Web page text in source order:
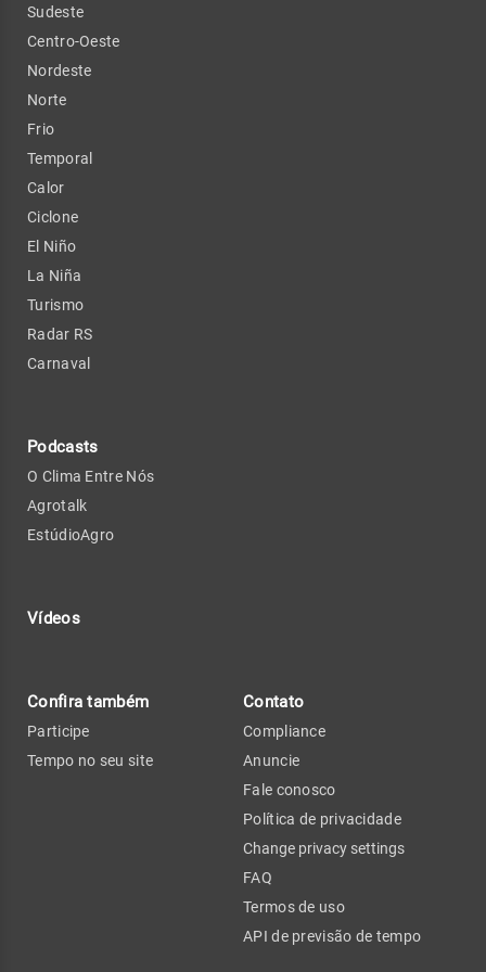
Sudeste
Centro-Oeste
Nordeste
Norte
Frio
Temporal
Calor
Ciclone
El Niño
La Niña
Turismo
Radar RS
Carnaval
Podcasts
O Clima Entre Nós
Agrotalk
EstúdioAgro
Vídeos
Confira também
Participe
Tempo no seu site
Contato
Compliance
Anuncie
Fale conosco
Política de privacidade
Change privacy settings
FAQ
Termos de uso
API de previsão de tempo